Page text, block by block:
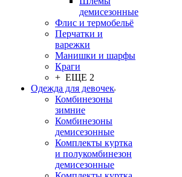
демисезонные
Флис и термобельё
Перчатки и
варежки
Манишки и шарфы
Краги
+ ЕЩЕ 2
Одежда для девочек
Комбинезоны
зимние
Комбинезоны
демисезонные
Комплекты куртка
и полукомбинезон
демисезонные